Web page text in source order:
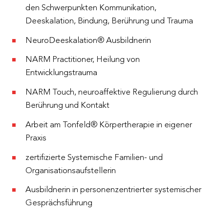
den Schwerpunkten Kommunikation,
Deeskalation, Bindung, Berührung und Trauma
NeuroDeeskalation® Ausbildnerin
NARM Practitioner, Heilung von
Entwicklungstrauma
NARM Touch, neuroaffektive Regulierung durch
Berührung und Kontakt
Arbeit am Tonfeld® Körpertherapie in eigener
Praxis
zertifizierte Systemische Familien- und
Organisationsaufstellerin
Ausbildnerin in personenzentrierter systemischer
Gesprächsführung